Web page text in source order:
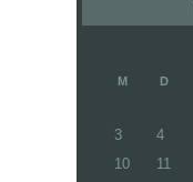
M D
3
4
10
11